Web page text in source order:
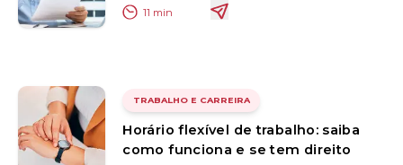
11 min
TRABALHO E CARREIRA
Horário flexível de trabalho: saiba
como funciona e se tem direito